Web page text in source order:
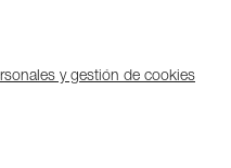
y gestión de cookies